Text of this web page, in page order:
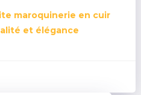
maroquinerie en cuir
et élégance